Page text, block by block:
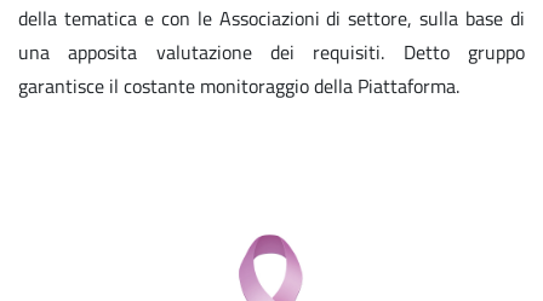
della tematica e con le Associazioni di settore, sulla base di
una apposita valutazione dei requisiti. Detto gruppo
garantisce il costante monitoraggio della Piattaforma.